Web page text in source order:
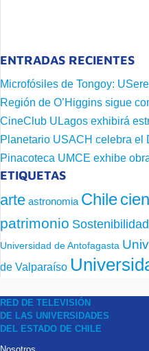
ENTRADAS RECIENTES
Microfósiles de Tongoy:
Región de O’Higgins sigue
CineClub ULagos exhibirá
Planetario USACH celebra el
Pinacoteca UMCE exhibe
ETIQUETAS
arte astronomia Chile
patrimonio Sostenibilidad
Universidad de Antofagasta
de Valparaíso
RED DE TELEVISIÓN
DE LAS UNIVERSIDADES
DEL ESTADO DE CHILE